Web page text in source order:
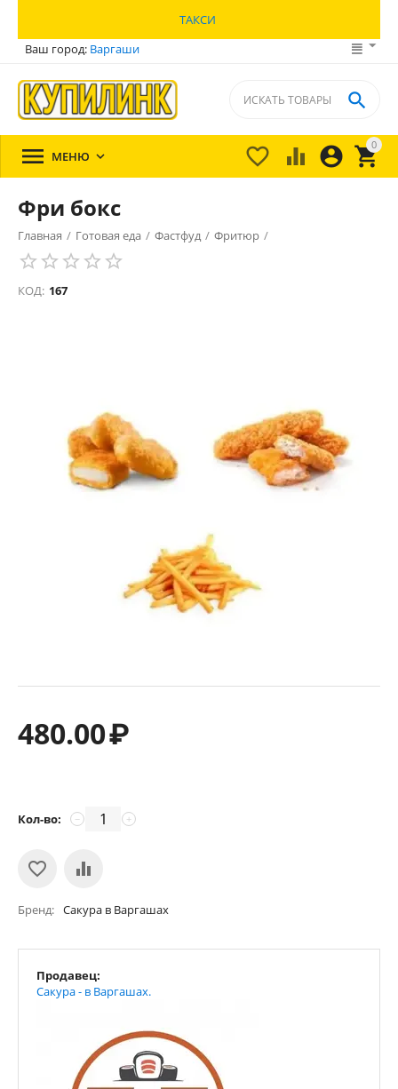
ТАКСИ
Ваш город: Варгаши
0


 

 МЕНЮ 
Фри бокс
Главная / Готовая еда / Фастфуд / Фритюр /
КОД: 167
480.00₽
Кол-во: +
−
Бренд Сакура в Варгашах
Продавец:
Сакура - в Варгашах.